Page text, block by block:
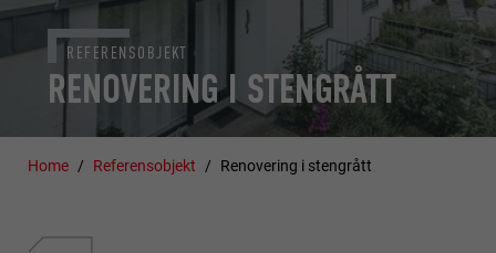
RENOVERING I STENGRÅTT
REFERENSOBJEKT
Home Referensobjekt Renovering i stengrått